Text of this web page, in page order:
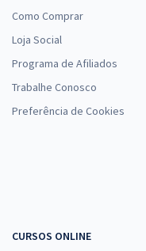
Como Comprar
Loja Social
Programa de Afiliados
Trabalhe Conosco
Preferência de Cookies
CURSOS ONLINE